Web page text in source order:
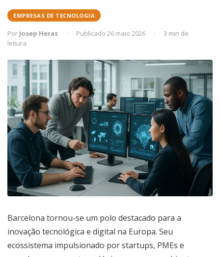
EMPRESAS DE TECNOLOGIA
Por Josep Heras · Publicado 26 maio 2026 ·
3 min de
leitura
Barcelona tornou-se um polo destacado para a
inovação tecnológica e digital na Europa. Seu
ecossistema impulsionado por startups, PMEs e